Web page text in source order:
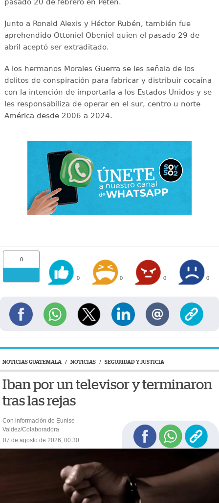
pasado 20 de febrero en Petén.
Junto a Ronald Alexis y Héctor Rubén, también fue
aprehendido Ottoniel Obeniel quien el pasado 29 de
abril aceptó ser extraditado.
A los hermanos Morales Guerra se les señala de los
delitos de conspiración para fabricar y distribuir cocaína
con la intención de importarla a los Estados Unidos y se
les responsabiliza de operar en el sur, centro u norte
América desde 2006 a 2024.
0
0 0 0 0
NOTICIAS GUATEMALA / NOTICIAS / SEGURIDAD Y JUSTICIA
Iban por un televisor y terminaron
tras las rejas
Con información de Eunise
Valdez/Colaboradora
07 de agosto de 2026, 00:30